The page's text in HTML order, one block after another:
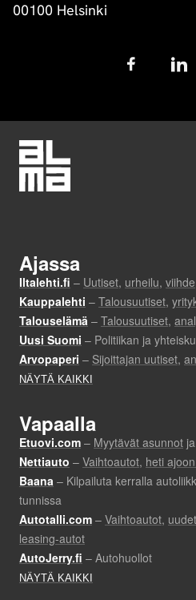
00100 Helsinki